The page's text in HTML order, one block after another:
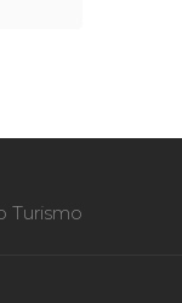
Turismo